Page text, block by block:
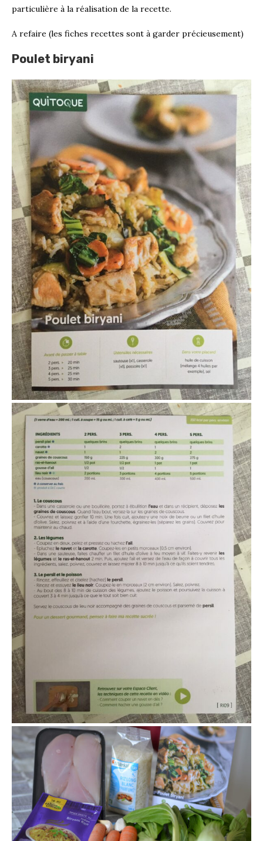
particulière à la réalisation de la recette.
A refaire (les fiches recettes sont à garder précieusement)
Poulet biryani